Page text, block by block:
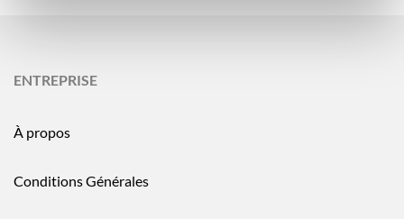
ENTREPRISE
À propos
Conditions Générales